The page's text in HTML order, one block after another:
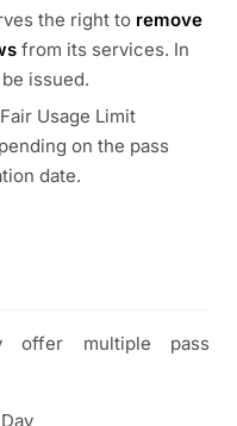
the right to remove
from its services. In
issued.
Usage Limit
on the pass
date.
offer multiple pass